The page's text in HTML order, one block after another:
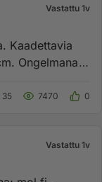
Vastattu 1v
Kaadettavia
Ongelmana
35 7470 0
Vastattu 1v